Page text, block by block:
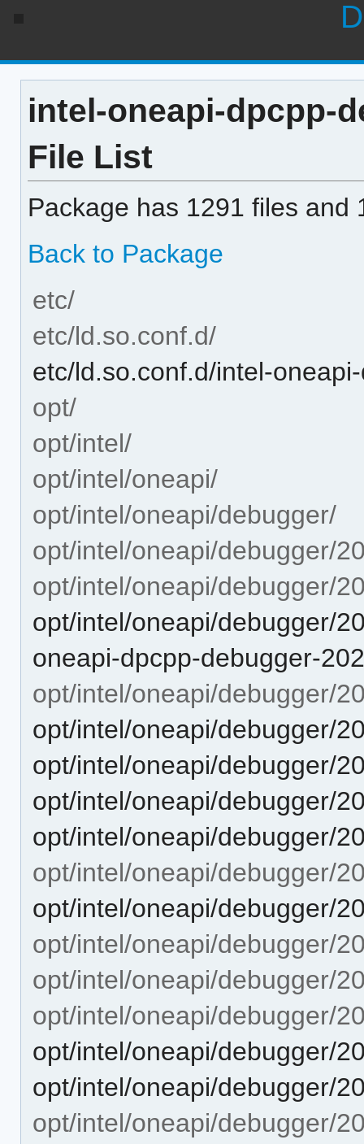
intel-oneapi-dpcpp-
File List
Package has 1291 files and
Back to Package
etc/
etc/ld.so.conf.d/
etc/ld.so.conf.d/intel-
opt/
opt/intel/
opt/intel/oneapi/
opt/intel/oneapi/debugger/
opt/intel/oneapi/debugger/
opt/intel/oneapi/debugger/
opt/intel/oneapi/debugger/
oneapi-dpcpp-debugger-
opt/intel/oneapi/debugger/
opt/intel/oneapi/debugger/
opt/intel/oneapi/debugger/
opt/intel/oneapi/debugger/
opt/intel/oneapi/debugger/
opt/intel/oneapi/debugger/
opt/intel/oneapi/debugger/
opt/intel/oneapi/debugger/
opt/intel/oneapi/debugger/
opt/intel/oneapi/debugger/
opt/intel/oneapi/debugger/
opt/intel/oneapi/debugger/
opt/intel/oneapi/debugger/